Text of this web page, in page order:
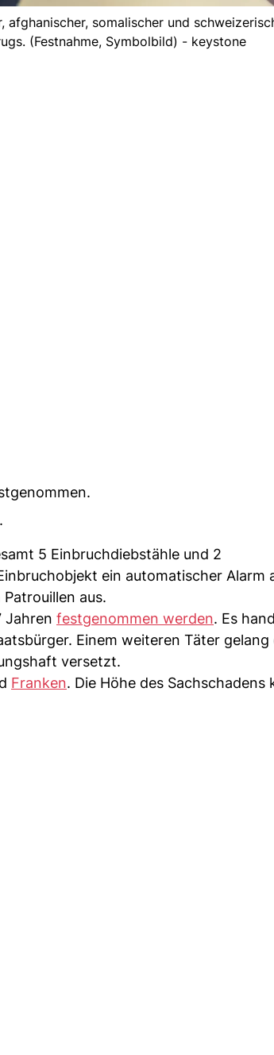
afghanischer, somalischer und
(Festnahme, Symbolbild) - keystone
5 Einbruchdiebstähle und 2
ein automatischer Alarm
aus.
Jahren festgenommen werden. Es
Einem weiteren Täter gelang
versetzt.
Franken. Die Höhe des Sachschadens